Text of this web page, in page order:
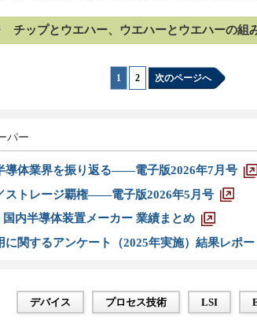
チップとウエハー、ウエハーとウエハーの組
1 2 次のページへ
パー
導体業界を振り返る――電子版2026年7月号
ストレージ覇権――電子版2026年5月号
内半導体装置メーカー 業績まとめ
関するアンケート（2025年実施）結果レポー
デバイス プロセス技術 LSI